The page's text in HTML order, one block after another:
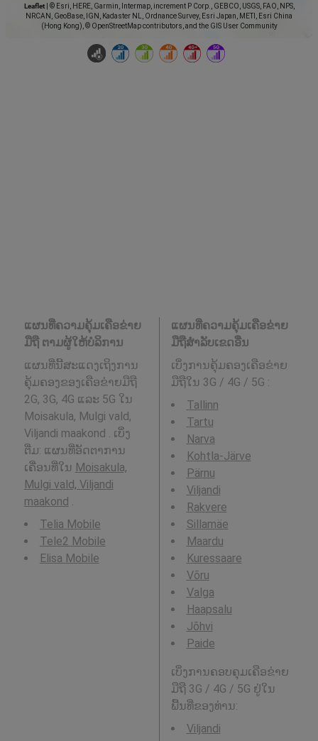
Leaflet
© Esri, HERE, Garmin, Intermap, increment P Corp., GEBCO, USGS, FAO, NPS,
NRCAN, GeoBase, IGN, Kadaster NL, Ordnance Survey, Esri Japan, METI, Esri China
(Hong Kong), © OpenStreetMap contributors, and the GIS User Community
ແຜນທີ່ຄວາມຄຸ້ມເຄືອຂ່າຍ
ມືຖື ຕາມຜູ້ໃຫ້ບໍລິການ
ແຜນທີ່ນີ້ສະແດງເຖິງການ
ຄຸ້ມຄອງຂອງເຄືອຂ່າຍມືຖື
2G, 3G, 4G ແລະ 5G ໃນ
Moisakula, Mulgi vald,
Viljandi maakond . ເບິ່ງ
ຕື່ມ: ແຜນທີ່ອັດຕາການ
ເຄື່ອນທີ່ໃນ Moisakula,
Mulgi vald, Viljandi
maakond
Telia Mobile
Tele2 Mobile
Elisa Mobile
ແຜນທີ່ຄວາມຄຸ້ມເຄືອຂ່າຍ
ມືຖືສໍາລັບເຂດອື່ນ
ເບິ່ງການຄຸ້ມຄອງເຄືອຂ່າຍ
ມືຖືໃນ 3G / 4G / 5G :
Tallinn
Tartu
Narva
Kohtla-Järve
Pärnu
Viljandi
Rakvere
Sillamäe
Maardu
Kuressaare
Võru
Valga
Haapsalu
Jõhvi
Paide
ເບິ່ງການຄອບຄຸມເຄືອຂ່າຍ
ມືຖື 3G / 4G / 5G ຢູ່ໃນ
ພື້ນທີ່ຂອງທ່ານ:
Viljandi